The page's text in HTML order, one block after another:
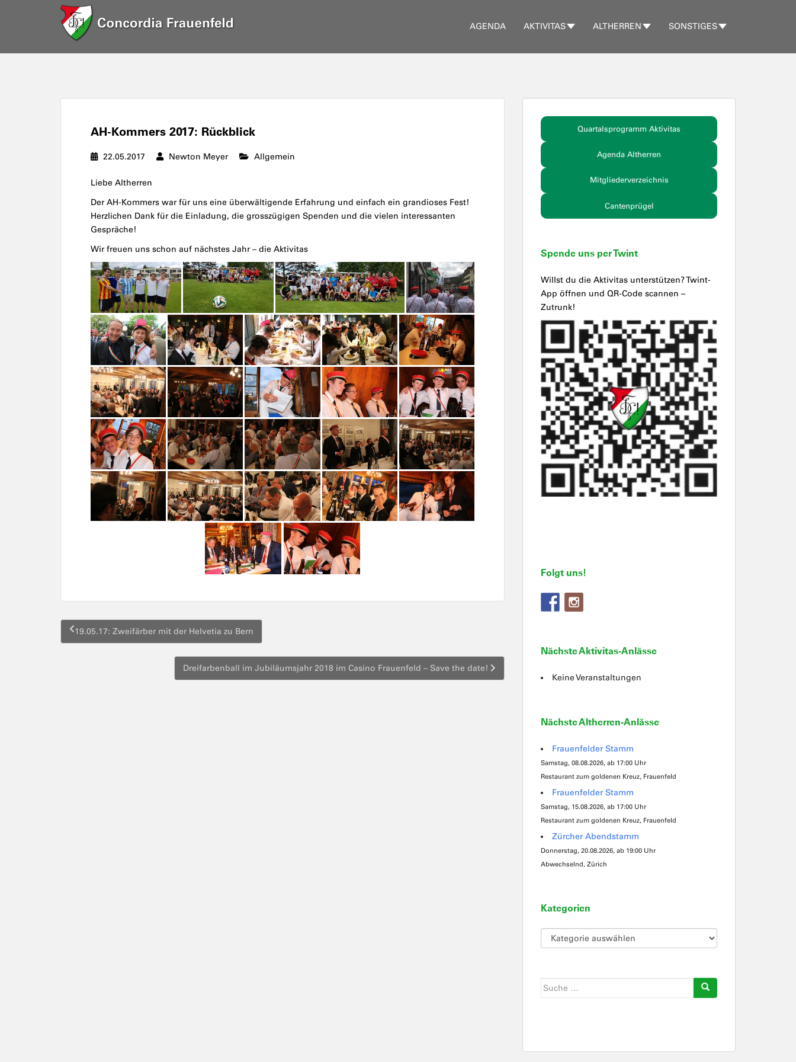
AGENDA AKTIVITAS ALTHERREN SONSTIGES
AH-Kommers 2017: Rückblick
22.05.2017 Newton Meyer Allgemein
Liebe Altherren
Der AH-Kommers war für uns eine überwältigende Erfahrung und einfach ein grandioses Fest!
Herzlichen Dank für die Einladung, die grosszügigen Spenden und die vielen interessanten
Gespräche!
Wir freuen uns schon auf nächstes Jahr – die Aktivitas
Beitragsnavigation
19.05.17: Zweifärber mit der Helvetia zu Bern
Dreifarbenball im Jubiläumsjahr 2018 im Casino Frauenfeld – Save the date!
Quartalsprogramm Aktivitas
Agenda Altherren
Mitgliederverzeichnis
Cantenprügel
Spende uns per Twint
Willst du die Aktivitas unterstützen? Twint-
App öffnen und QR-Code scannen –
Zutrunk!
Folgt uns!
Nächste Aktivitas-Anlässe
Keine Veranstaltungen
Nächste Altherren-Anlässe
Frauenfelder Stamm
Samstag, 08.08.2026, ab 17:00 Uhr
Restaurant zum goldenen Kreuz, Frauenfeld
Frauenfelder Stamm
Samstag, 15.08.2026, ab 17:00 Uhr
Restaurant zum goldenen Kreuz, Frauenfeld
Zürcher Abendstamm
Donnerstag, 20.08.2026, ab 19:00 Uhr
Abwechselnd, Zürich
Kategorien
Kategorien
Suche